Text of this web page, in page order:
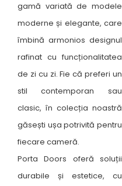
gamă variată de modele
moderne și elegante, care
îmbină armonios designul
rafinat cu funcționalitatea
de zi cu zi. Fie că preferi un
stil contemporan sau
clasic, în colecția noastră
găsești ușa potrivită pentru
fiecare cameră. ​
Porta Doors oferă soluții
durabile și estetice, cu